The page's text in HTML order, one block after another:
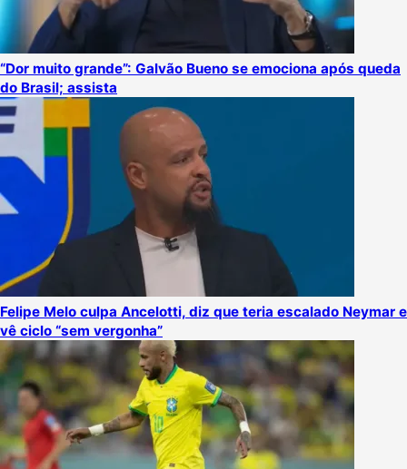
“Dor muito grande”: Galvão Bueno se emociona após queda
do Brasil; assista
Felipe Melo culpa Ancelotti, diz que teria escalado Neymar e
vê ciclo “sem vergonha”